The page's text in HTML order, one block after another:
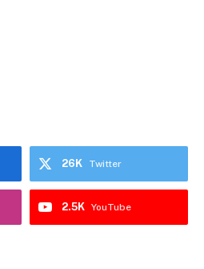
Twitter
26K
YouTube
2.5K